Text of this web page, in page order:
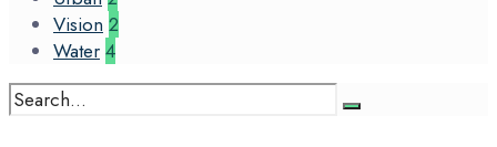
Vision 2
Water 4
Search
for: